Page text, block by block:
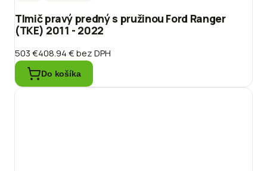
Tlmič pravý predný s pružinou Ford Ranger
(TKE) 2011 - 2022
503 €408.94 €bez DPH
Do košíka